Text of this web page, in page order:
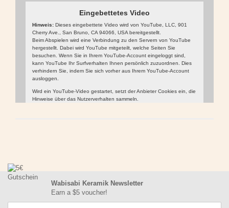
Eingebettetes Video
Hinweis:Dieses eingebettete Video wird von YouTube, LLC, 901
Cherry Ave., San Bruno, CA 94066, USA bereitgestellt.
Beim Abspielen wird eine Verbindung zu den Servern von YouTube
hergestellt. Dabei wird YouTube mitgeteilt, welche Seiten Sie
besuchen. Wenn Sie in Ihrem YouTube-Account eingeloggt sind,
kann YouTube Ihr Surfverhalten Ihnen persönlich zuzuordnen. Dies
verhindern Sie, indem Sie sich vorher aus Ihrem YouTube-Account
ausloggen.
Wird ein YouTube-Video gestartet, setzt der Anbieter Cookies ein, die
Hinweise über das Nutzerverhalten sammeln.
https://www.google.de/intl/de/policies/privacy/
Wabisabi Keramik Newsletter
Earn a $5 voucher!